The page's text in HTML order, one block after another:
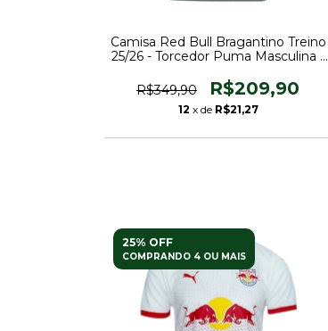
Camisa Red Bull Bragantino Treino
25/26 - Torcedor Puma Masculina -
R$349,90
R$209,90
12 x de R$21,27
25% OFF
COMPRANDO 4 OU MAIS